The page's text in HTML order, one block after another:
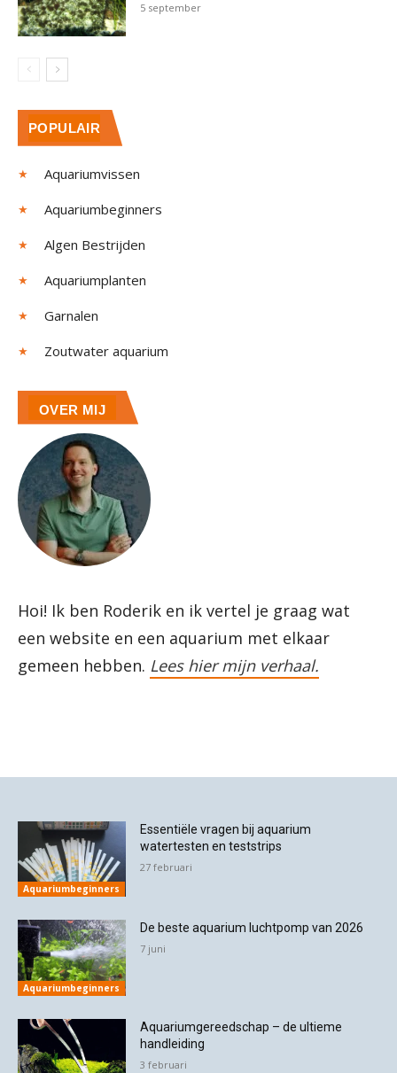
5 september
POPULAIR
Aquariumvissen
Aquariumbeginners
Algen Bestrijden
Aquariumplanten
Garnalen
Zoutwater aquarium
OVER MIJ
Hoi! Ik ben Roderik en ik vertel je graag wat
een website en een aquarium met elkaar
gemeen hebben. Lees hier mijn verhaal.
Aquariumbeginners
Essentiële vragen bij aquarium
watertesten en teststrips
27 februari
Aquariumbeginners
De beste aquarium luchtpomp van 2026
7 juni
Aquariumgereedschap – de ultieme
handleiding
3 februari